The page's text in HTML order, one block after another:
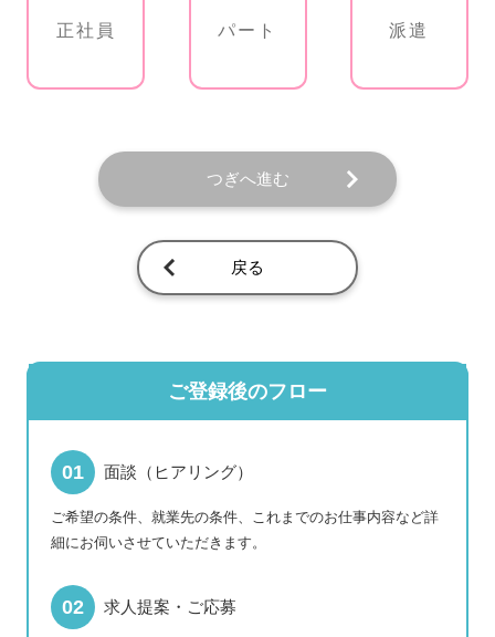
正社員 パート 派遣
つぎへ進む
戻る
ご登録後のフロー
面談（ヒアリング）
ご希望の条件、就業先の条件、これまでのお仕事内容など詳
細にお伺いさせていただきます。
求人提案・ご応募